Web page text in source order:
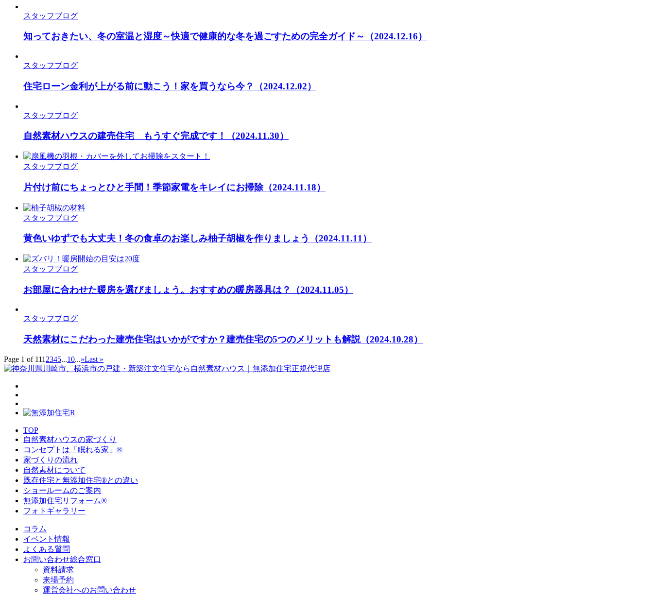
スタッフブログ
知っておきたい、冬の室温と湿度～快適で健康的な冬を過ごすための完全ガイド～ （2024.12.16）
スタッフブログ
住宅ローン金利が上がる前に動こう！家を買うなら今？ （2024.12.02）
スタッフブログ
自然素材ハウスの建売住宅 もうすぐ完成です！ （2024.11.30）
スタッフブログ
片付け前にちょっとひと手間！季節家電をキレイにお掃除（2024.11.18）
スタッフブログ
黄色いゆずでも大丈夫！冬の食卓のお楽しみ柚子胡椒を作りましょう （2024.11.11）
スタッフブログ
お部屋に合わせた暖房を選びましょう。おすすめの暖房器具は？ （2024.11.05）
スタッフブログ
天然素材にこだわった建売住宅はいかがですか？建売住宅の5つのメリットも解説（2024.10.28）
Page 1 of 111 2345...10...»Last »
TOP
自然素材ハウスの家づくり
コンセプトは「眠れる家」®
家づくりの流れ
自然素材について
既存住宅と無添加住宅®との違い
ショールームのご案内
無添加住宅リフォーム®
フォトギャラリー
コラム
イベント情報
よくある質問
お問い合わせ総合窓口
資料請求
来場予約
運営会社へのお問い合わせ